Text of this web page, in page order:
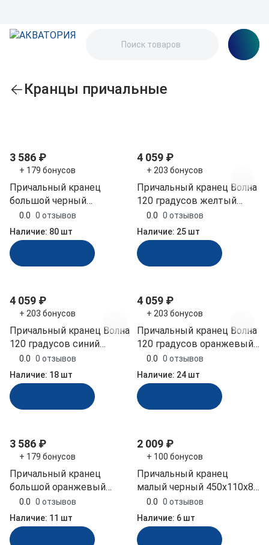
Кранцы причальные
3 586 ₽
+ 179 бонусов
Причальный кранец
большой черный
810x110x80 мм (БП-1Д-Ч,
10265509)
0.0 0 отзывов
Наличие: 80 шт
4 059 ₽
+ 203 бонусов
Причальный кранец Волна
120 градусов желтый
800x160х140 мм (ЗОУ-120-
Ж)
0.0 0 отзывов
Наличие: 25 шт
4 059 ₽
+ 203 бонусов
Причальный кранец Волна
120 градусов синий
800x160х140 мм (ЗОУ-120-
С)
0.0 0 отзывов
Наличие: 18 шт
4 059 ₽
+ 203 бонусов
Причальный кранец Волна
120 градусов оранжевый
800x160х140 мм (ЗОУ-120-
О)
0.0 0 отзывов
Наличие: 24 шт
3 586 ₽
+ 179 бонусов
Причальный кранец
большой оранжевый
810x110x80 мм (БП-1Д-О,
10253671)
0.0 0 отзывов
Наличие: 11 шт
2 009 ₽
+ 100 бонусов
Причальный кранец
малый черный 450x110x80
мм (БП-1К-Ч, 10265510)
0.0 0 отзывов
Наличие: 6 шт